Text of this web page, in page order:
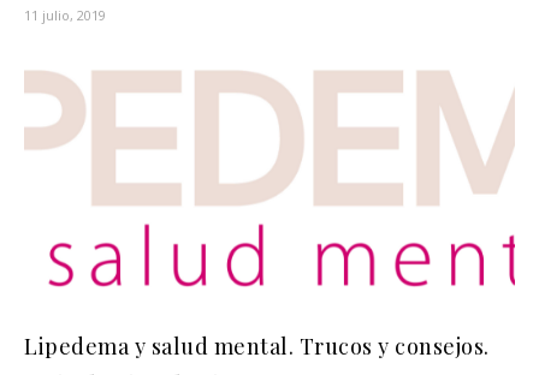
11 julio, 2019
Lipedema y salud mental. Trucos y consejos.